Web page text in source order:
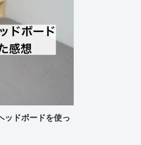
ッドボードを使っ